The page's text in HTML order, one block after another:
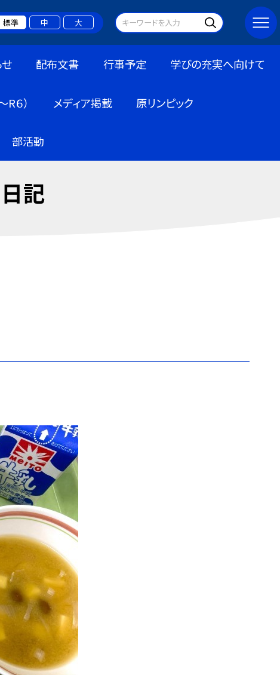
標準 中 大
配布文書 行事予定 学びの充実へ向けて
６） メディア掲載 原リンピック
部活動
記